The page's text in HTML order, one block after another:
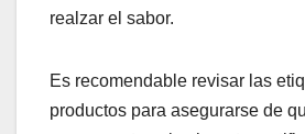
realzar el sabor.
Es recomendable revisar las
productos para asegurarse de